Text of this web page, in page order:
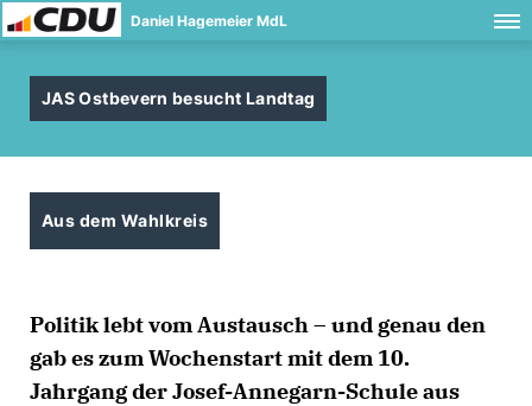
Daniel Hagemeier MdL
JAS Ostbevern besucht Landtag
Aus dem Wahlkreis
Politik lebt vom Austausch – und genau den
gab es zum Wochenstart mit dem 10.
Jahrgang der Josef-Annegarn-Schule aus